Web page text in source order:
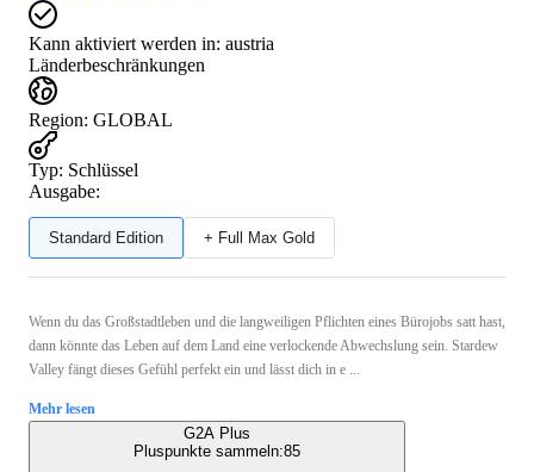
Kann aktiviert werden in: austria
Länderbeschränkungen
Region: GLOBAL
Typ: Schlüssel
Ausgabe:
Standard Edition + Full Max Gold
Wenn du das Großstadtleben und die langweiligen Pflichten eines Bürojobs satt hast,
dann könnte das Leben auf dem Land eine verlockende Abwechslung sein. Stardew
Valley fängt dieses Gefühl perfekt ein und lässt dich in e ...
Mehr lesen
G2A Plus
Pluspunkte sammeln:85